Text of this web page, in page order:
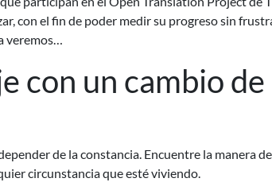
con el fin de poder medir su progreso sin
veremos…
con un cambio
de la constancia. Encuentre la manera
circunstancia que esté viviendo.